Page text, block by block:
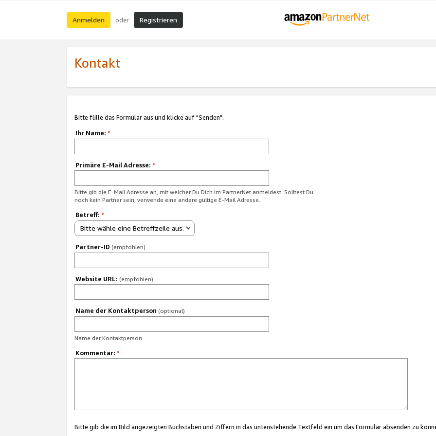
Anmelden oder Registrieren
Kontakt
Bitte fülle das Formular aus und klicke auf "Senden".
Ihr Name: *
Primäre E-Mail Adresse: *
Bitte gib die E-Mail Adresse an, mit welcher Du Dich im PartnerNet anmeldest. Solltest Du
noch kein Partner sein, verwende eine andere gültige E-Mail Adresse.
Betreff: *
Bitte wähle eine Betreffzeile aus.
Partner-ID (empfohlen)
Website URL: (empfohlen)
Name der Kontaktperson (optional)
Name der Kontaktperson
Kommentar: *
Bitte gib die im Bild angezeigten Buchstaben und Ziffern in das untenstehende Textfeld ein um das Formular absenden zu